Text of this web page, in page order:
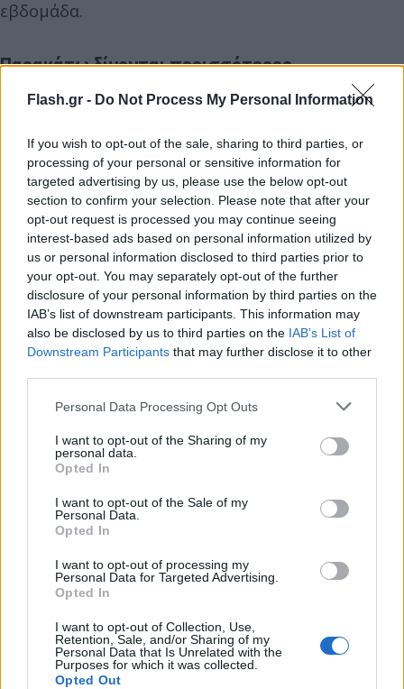
Flash.gr - Do Not Process My Personal Information
If you wish to opt-out of the sale, sharing to third parties, or
processing of your personal or sensitive information for
targeted advertising by us, please use the below opt-out
section to confirm your selection. Please note that after your
opt-out request is processed you may continue seeing
interest-based ads based on personal information utilized by
us or personal information disclosed to third parties prior to
your opt-out. You may separately opt-out of the further
disclosure of your personal information by third parties on the
IAB’s list of downstream participants. This information may
also be disclosed by us to third parties on the IAB’s List of
Downstream Participants that may further disclose it to other
Please note that this website/app uses one or more Google
not limited to your visit or usage behaviour. You may click to
grant or deny consent to Google and its third-party tags to
use your data for below specified purposes in below Google
consent section.
Personal Data Processing Opt Outs
I want to opt-out of the Sharing of my
personal data.
Opted In
I want to opt-out of the Sale of my
Personal Data.
Opted In
I want to opt-out of processing my
Personal Data for Targeted Advertising.
Opted In
I want to opt-out of Collection, Use,
Retention, Sale, and/or Sharing of my
Personal Data that Is Unrelated with the
Purposes for which it was collected.
Opted Out
εβδομάδα.
Παρακάτω δίνονται περισσότερες
διευκρινίσεις σχετικά με τα αποτελέσματα
Περιφέρεια Αττικής:Την τελευταία εβδομάδα, 02-
08/08/21, το μέσο εβδομαδιαίο ιικό φορτίο στα
αστικά λύματα της Περιφέρειας Αττικής
παρουσίασε αυξητικές τάσεις, με στατιστικά
σημαντική μεταβολή (+60%) του εβδομαδιαίου
μέσου όρου σε σχέση με την προηγούμενη
εβδομάδα, 26/07-01/08/21.
Θεσσαλονίκη:Την τελευταία εβδομάδα, 02-
08/08/21, στη Θεσσαλονίκη, το ιικό φορτίο των
(-26%) σε σχέση με την προηγούμενη εβδομάδα
26/07-01/08/21.
Σημειώνεται ότι και την εβδομάδα 02-08/08/21 τα
όχι σε ολόκληρη την εβδομάδα 02-08/08/21.
Λάρισα:Την τελευταία εβδομάδα, 02-08/08/21,
στην Λάρισα, παρατηρήθηκε μείωση (-38%) στο
μέσο εβδομαδιαίο ιικό φορτίο των αστικών